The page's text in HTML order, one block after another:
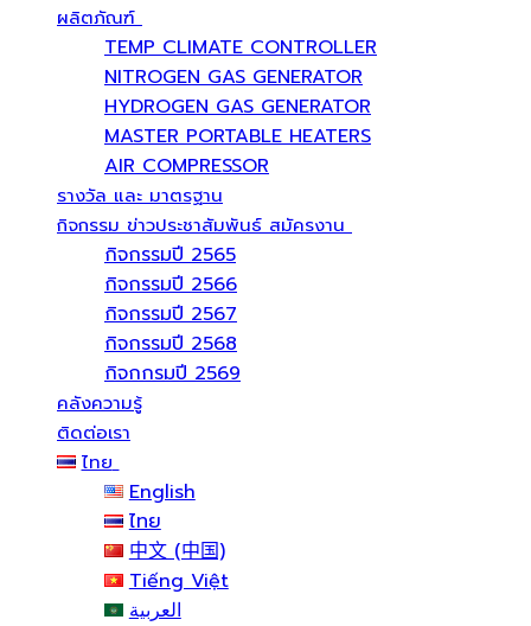
ผลิตภัณฑ์
TEMP CLIMATE CONTROLLER
NITROGEN GAS GENERATOR
HYDROGEN GAS GENERATOR
MASTER PORTABLE HEATERS
AIR COMPRESSOR
รางวัล และ มาตรฐาน
กิจกรรม ข่าวประชาสัมพันธ์ สมัครงาน
กิจกรรมปี 2565
กิจกรรมปี 2566
กิจกรรมปี 2567
กิจกรรมปี 2568
กิจกกรมปี 2569
คลังความรู้
ติดต่อเรา
ไทย
English
ไทย
中文 (中国)
Tiếng Việt
العربية